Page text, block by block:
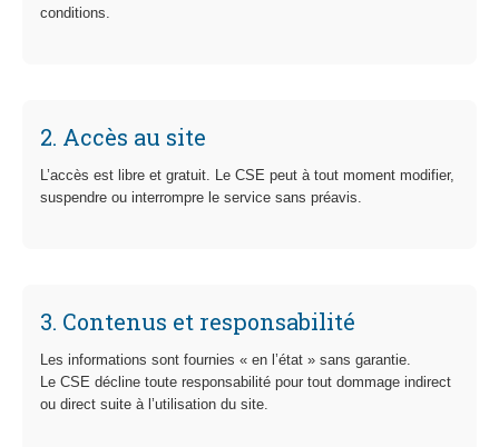
conditions.
2. Accès au site
L’accès est libre et gratuit. Le CSE peut à tout moment modifier,
suspendre ou interrompre le service sans préavis.
3. Contenus et responsabilité
Les informations sont fournies « en l’état » sans garantie.
Le CSE décline toute responsabilité pour tout dommage indirect
ou direct suite à l’utilisation du site.